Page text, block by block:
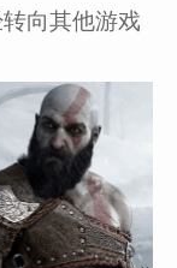
向其他游戏